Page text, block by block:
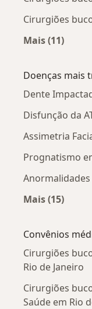
Cirurgiões
Mais (11)
Doenças mais
Dente
Disfunção da
Assimetria
Prognatismo
Anormalidades
Mais (15)
Convênios
Cirurgiões
Rio de Janeiro
Cirurgiões
Saúde em Rio